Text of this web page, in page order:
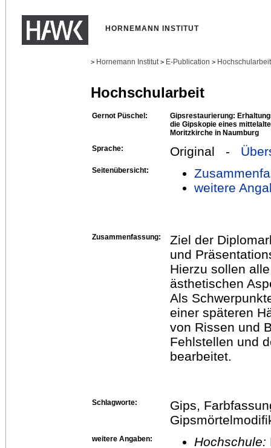
HORNEMANN INSTITUT
> Hornemann Institut > E-Publication >
Hochschularbeit
Gernot Püschel:
Gipsrestaurierung:
die Gipskopie eines
Moritzkirche in Naumburg
Sprache:
Original -
Seitenübersicht:
weitere
Zusammenfassung:
Ziel der
und
Hierzu sollen
ästhetischen
Als
einer späteren
von Rissen und
Fehlstellen und
bearbeitet.
Schlagworte:
Gips,
weitere Angaben: Hochschule: